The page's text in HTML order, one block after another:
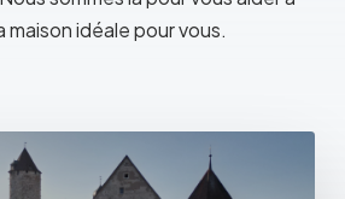
maison idéale pour vous.